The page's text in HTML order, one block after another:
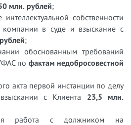
млн. рублей;
собственности
компании в суде и взыскание с
;
обоснованным требований
по фактам недобросовестной
акта первой инстанции по делу
с Клиента 23,5 млн.
работа с должником на